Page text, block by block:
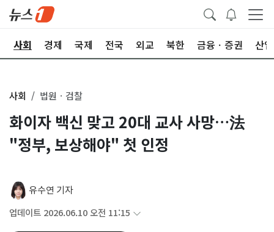
사회 경제 국제 전국 외교 북한 금융ㆍ증권 산업
사회 법원ㆍ검찰
화이자 백신 맞고 20대 교사 사망…法
"정부, 보상해야" 첫 인정
유수연 기자
업데이트 2026.06.10 오전 11:15